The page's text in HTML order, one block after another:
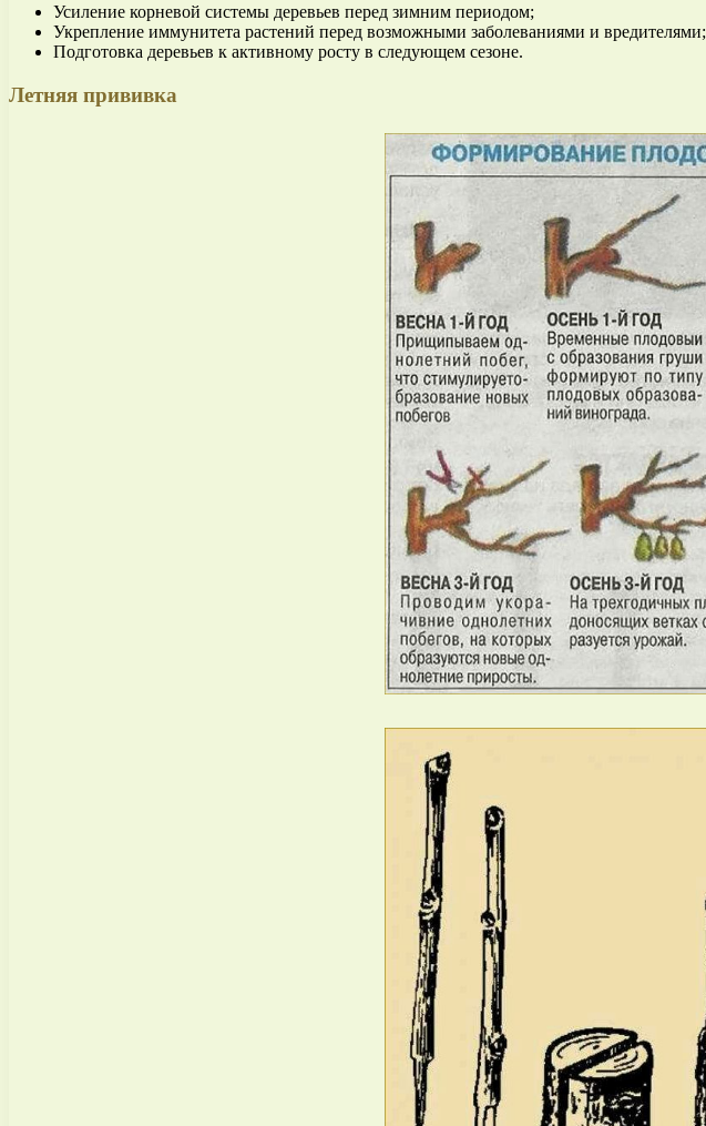
Усиление корневой системы деревьев перед зимним периодом;
Укрепление иммунитета растений перед возможными заболеваниями и вредителями;
Подготовка деревьев к активному росту в следующем сезоне.
Летняя прививка